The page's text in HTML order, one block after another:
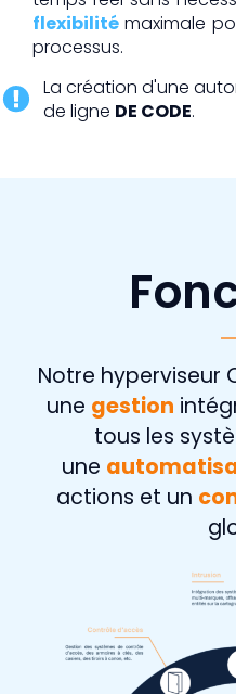
flexibilité maximale
processus.
La création d'une
de ligne DE CODE.
Notre hyperviseur
une gestion
tous les
une
actions et un